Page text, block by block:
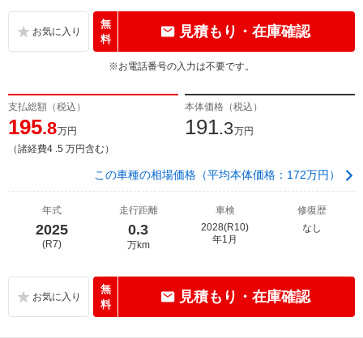
無
料
見積もり・在庫確認
※お電話番号の入力は不要です。
支払総額（税込）
195.8万円
（諸経費4 .5 万円含む）
本体価格（税込）
191.3万円
この車種の相場価格（平均本体価格：172万円）
年式
2025
(R7)
走行距離
0.3
万km
車検
2028(R10)
年1月
修復歴
なし
無
料
見積もり・在庫確認